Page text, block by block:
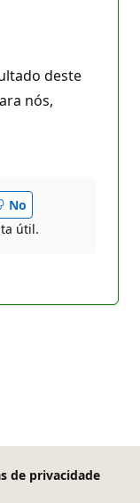
deste
nós,
No
útil.
de privacidade